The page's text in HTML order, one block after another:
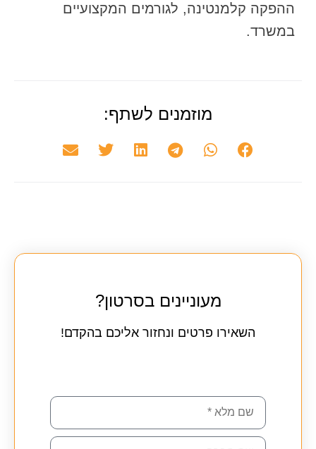
ההפקה קלמנטינה, לגורמים המקצועיים
במשרד.
מוזמנים לשתף:
מעוניינים בסרטון?
השאירו פרטים ונחזור אליכם בהקדם!